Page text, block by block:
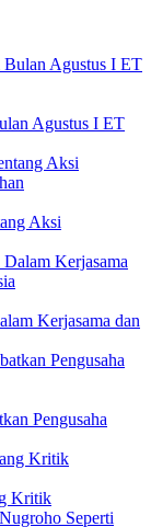
Agustus I ET
Aksi
Kerjasama dan
Pengusaha
Kritik